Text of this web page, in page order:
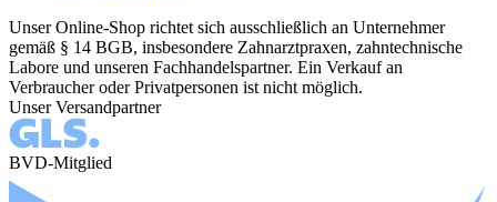
Unser Online-Shop richtet sich ausschließlich an Unternehmer
gemäß § 14 BGB, insbesondere Zahnarztpraxen, zahntechnische
Labore und unseren Fachhandelspartner. Ein Verkauf an
Verbraucher oder Privatpersonen ist nicht möglich.
Unser Versandpartner
BVD-Mitglied